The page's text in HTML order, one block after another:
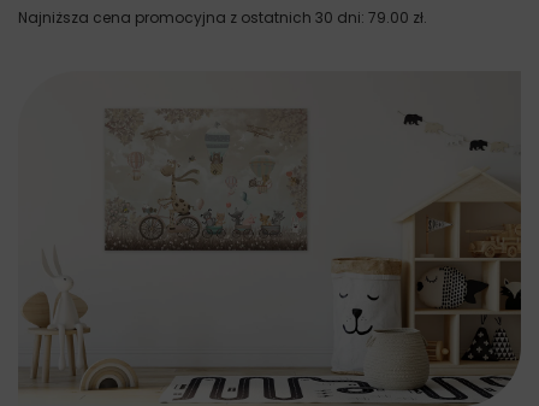
Najniższa cena promocyjna z ostatnich 30 dni: 79.00 zł.